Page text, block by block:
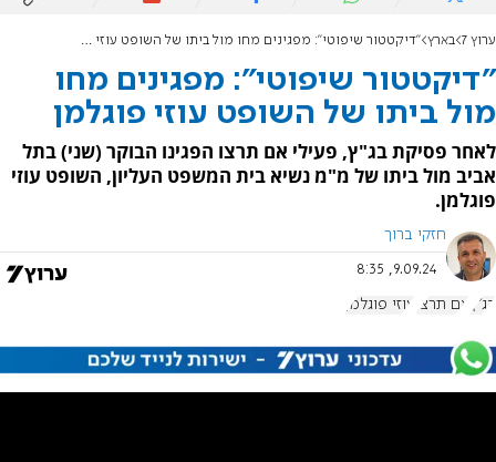
ערוץ 7 בארץ "דיקטטור שיפוטי": מפגינים מחו מול ביתו של השופט עוזי פוגלמן
"דיקטטור שיפוטי": מפגינים מחו
מול ביתו של השופט עוזי פוגלמן
לאחר פסיקת בג"ץ, פעילי אם תרצו הפגינו הבוקר (שני) בתל
אביב מול ביתו של מ"מ נשיא בית המשפט העליון, השופט עוזי
פוגלמן.
חזקי ברוך
9.09.24, 8:35
בג"ץ אם תרצו עוזי פוגלמן